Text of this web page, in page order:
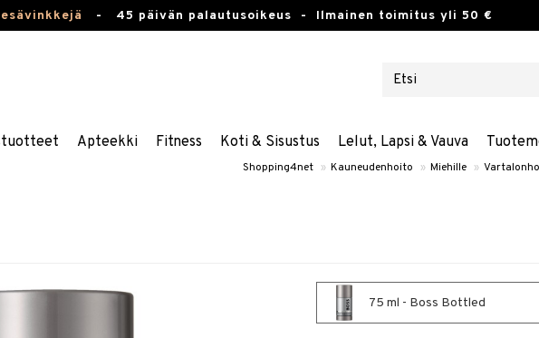
- 45 päivän palautusoikeus - Ilmainen toimitus yli 50 €
Apteekki Fitness Koti & Sisustus Lelut, Lapsi & Vauva
Shopping4net » Kauneudenhoito » Miehille »
75 ml - Boss Bottled